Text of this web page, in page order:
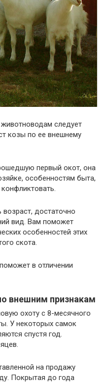
следует
козы по ее внешнему
первый окот, она
особенностям быта,
достаточно
вид. Вам поможет
особенностей этих
скота.
в отличении
внешним признакам
охоту с 8-месячного
У некоторых самок
спустя год.
на продажу
Покрытая до года